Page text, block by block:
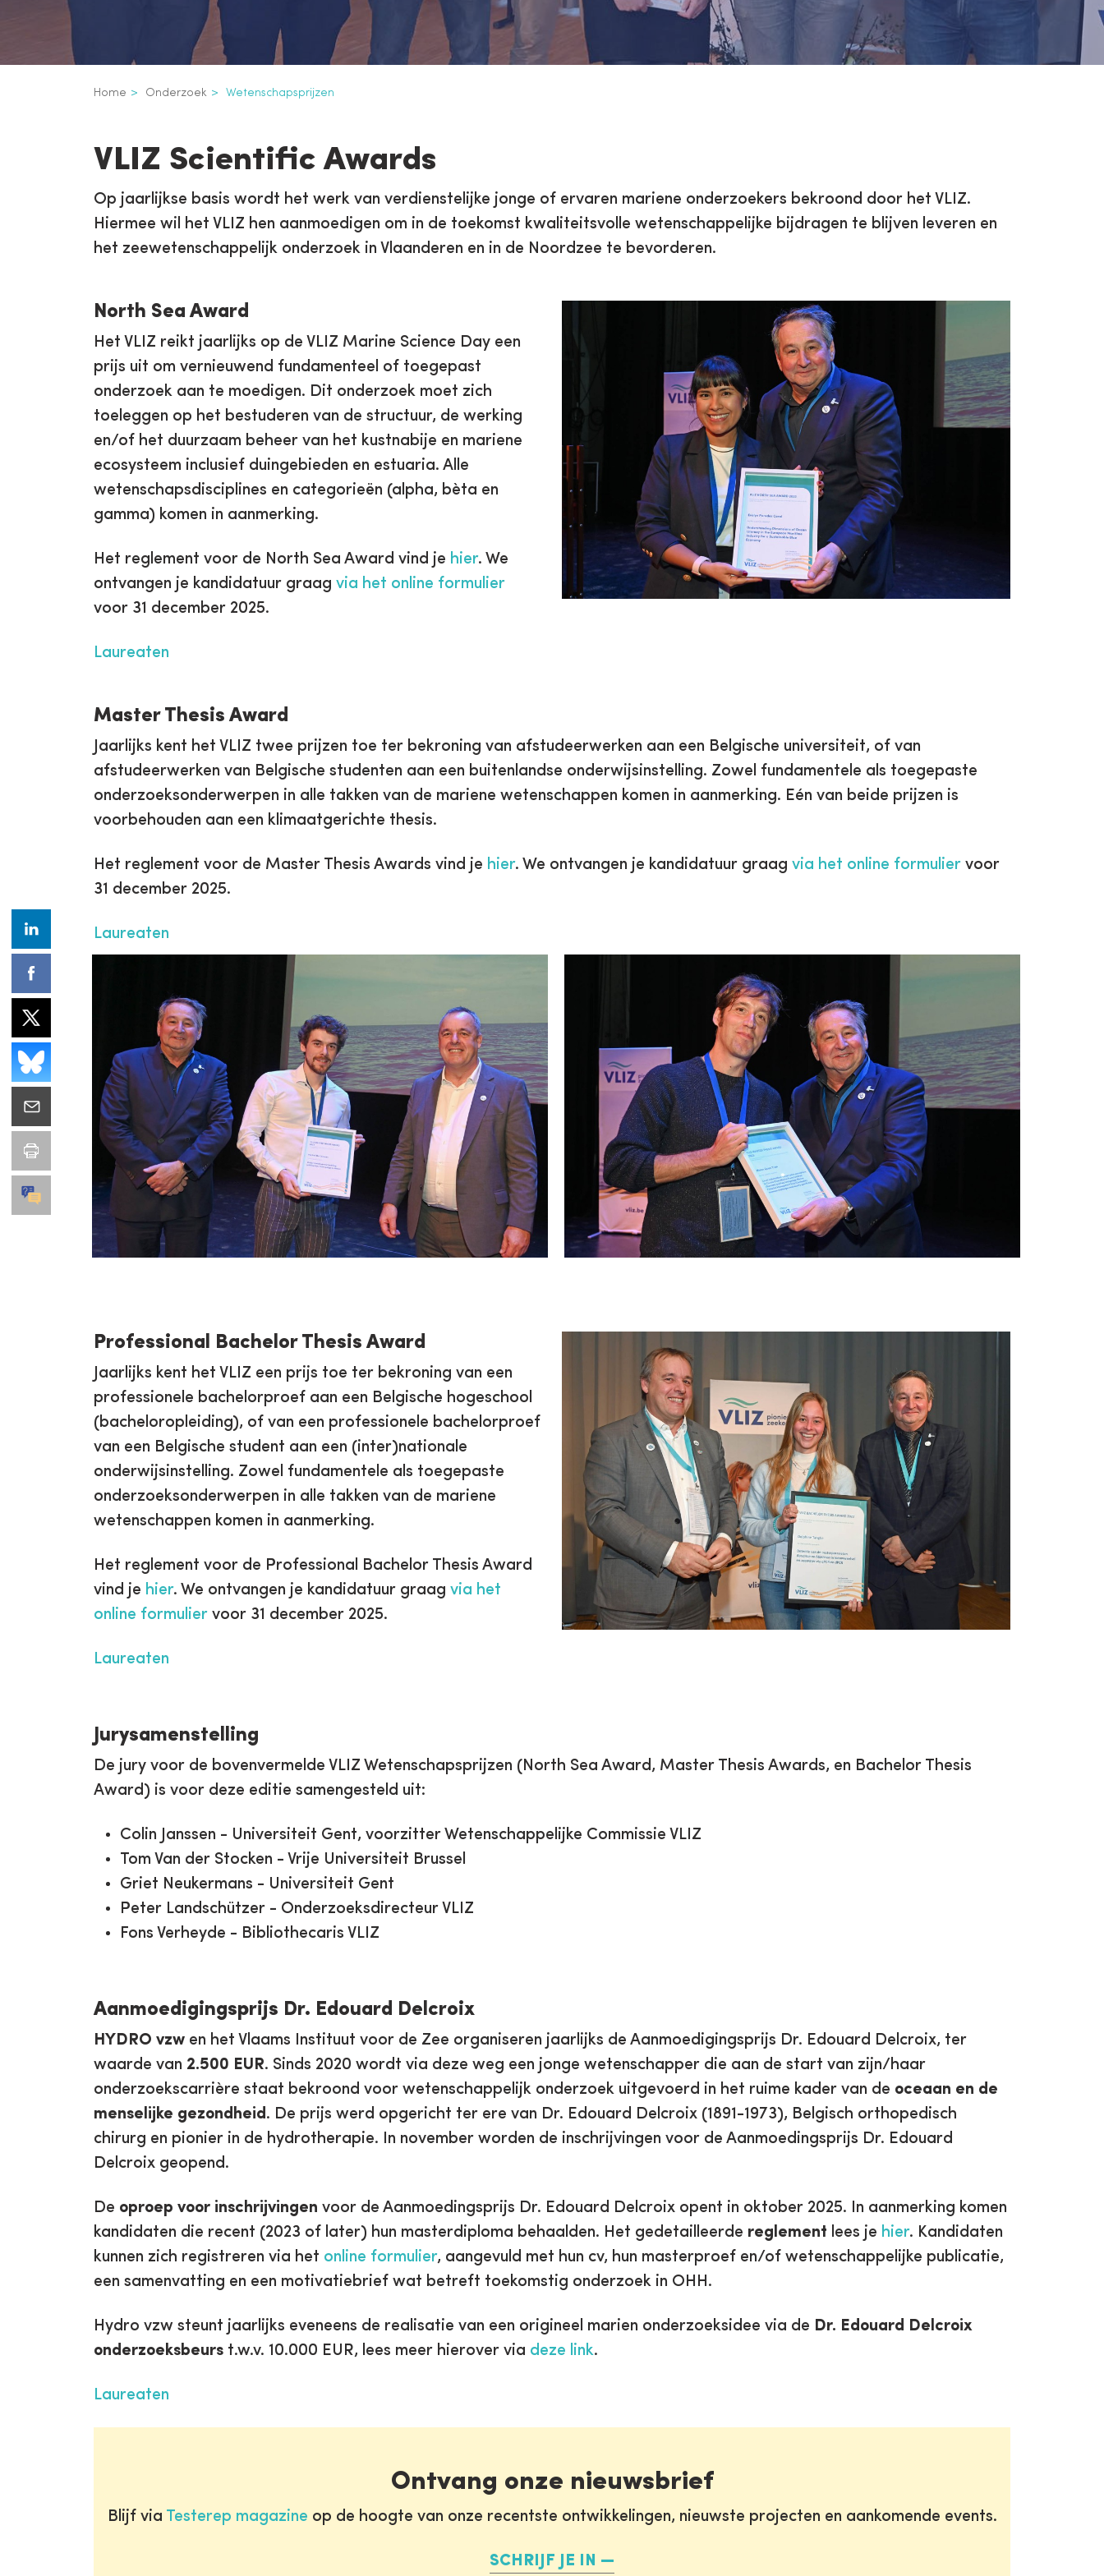
Kruimelpad
Home Onderzoek Wetenschapsprijzen
Wetenschapsprijzen
3th
level
navigation
VLIZ Scientific Awards
Op jaarlijkse basis wordt het werk van verdienstelijke jonge of ervaren mariene onderzoekers bekroond door het VLIZ.
Hiermee wil het VLIZ hen aanmoedigen om in de toekomst kwaliteitsvolle wetenschappelijke bijdragen te blijven leveren en
het zeewetenschappelijk onderzoek in Vlaanderen en in de Noordzee te bevorderen.
North Sea Award
Het VLIZ reikt jaarlijks op de VLIZ Marine Science Day een
prijs uit om vernieuwend fundamenteel of toegepast
onderzoek aan te moedigen. Dit onderzoek moet zich
toeleggen op het bestuderen van de structuur, de werking
en/of het duurzaam beheer van het kustnabije en mariene
ecosysteem inclusief duingebieden en estuaria. Alle
wetenschapsdisciplines en categorieën (alpha, bèta en
gamma) komen in aanmerking.
Het reglement voor de North Sea Award vind je hier. We
ontvangen je kandidatuur graag via het online formulier
voor 31 december 2025.
Laureaten
Master Thesis Award
Jaarlijks kent het VLIZ twee prijzen toe ter bekroning van afstudeerwerken aan een Belgische universiteit, of van
afstudeerwerken van Belgische studenten aan een buitenlandse onderwijsinstelling. Zowel fundamentele als toegepaste
onderzoeksonderwerpen in alle takken van de mariene wetenschappen komen in aanmerking. Eén van beide prijzen is
voorbehouden aan een klimaatgerichte thesis.
Het reglement voor de Master Thesis Awards vind je hier. We ontvangen je kandidatuur graag via het online formulier voor
31 december 2025.
Laureaten
Professional Bachelor Thesis Award
Jaarlijks kent het VLIZ een prijs toe ter bekroning van een
professionele bachelorproef aan een Belgische hogeschool
(bacheloropleiding), of van een professionele bachelorproef
van een Belgische student aan een (inter)nationale
onderwijsinstelling. Zowel fundamentele als toegepaste
onderzoeksonderwerpen in alle takken van de mariene
wetenschappen komen in aanmerking.
Het reglement voor de Professional Bachelor Thesis Award
vind je hier. We ontvangen je kandidatuur graag via het
online formulier voor 31 december 2025.
Laureaten
Jurysamenstelling
De jury voor de bovenvermelde VLIZ Wetenschapsprijzen (North Sea Award, Master Thesis Awards, en Bachelor Thesis
Award) is voor deze editie samengesteld uit:
Colin Janssen - Universiteit Gent, voorzitter Wetenschappelijke Commissie VLIZ
Tom Van der Stocken - Vrije Universiteit Brussel
Griet Neukermans - Universiteit Gent
Peter Landschützer - Onderzoeksdirecteur VLIZ
Fons Verheyde - Bibliothecaris VLIZ
Aanmoedigingsprijs Dr. Edouard Delcroix
HYDRO vzw en het Vlaams Instituut voor de Zee organiseren jaarlijks de Aanmoedigingsprijs Dr. Edouard Delcroix, ter
waarde van 2.500 EUR. Sinds 2020 wordt via deze weg een jonge wetenschapper die aan de start van zijn/haar
onderzoekscarrière staat bekroond voor wetenschappelijk onderzoek uitgevoerd in het ruime kader van de oceaan en de
menselijke gezondheid . De prijs werd opgericht ter ere van Dr. Edouard Delcroix (1891-1973), Belgisch orthopedisch
chirurg en pionier in de hydrotherapie. In november worden de inschrijvingen voor de Aanmoedingsprijs Dr. Edouard
Delcroix geopend.
De oproep voor inschrijvingen voor de Aanmoedingsprijs Dr. Edouard Delcroix opent in oktober 2025. In aanmerking komen
kandidaten die recent (2023 of later) hun masterdiploma behaalden. Het gedetailleerde reglement lees je hier. Kandidaten
kunnen zich registreren via het online formulier, aangevuld met hun cv, hun masterproef en/of wetenschappelijke publicatie,
een samenvatting en een motivatiebrief wat betreft toekomstig onderzoek in OHH.
Hydro vzw steunt jaarlijks eveneens de realisatie van een origineel marien onderzoeksidee via de Dr. Edouard Delcroix
onderzoeksbeurs t.w.v. 10.000 EUR, lees meer hierover via deze link.
Laureaten
Ontvang onze nieuwsbrief
Blijf via Testerep magazine op de hoogte van onze recentste ontwikkelingen, nieuwste projecten en aankomende events.
SCHRIJF JE IN